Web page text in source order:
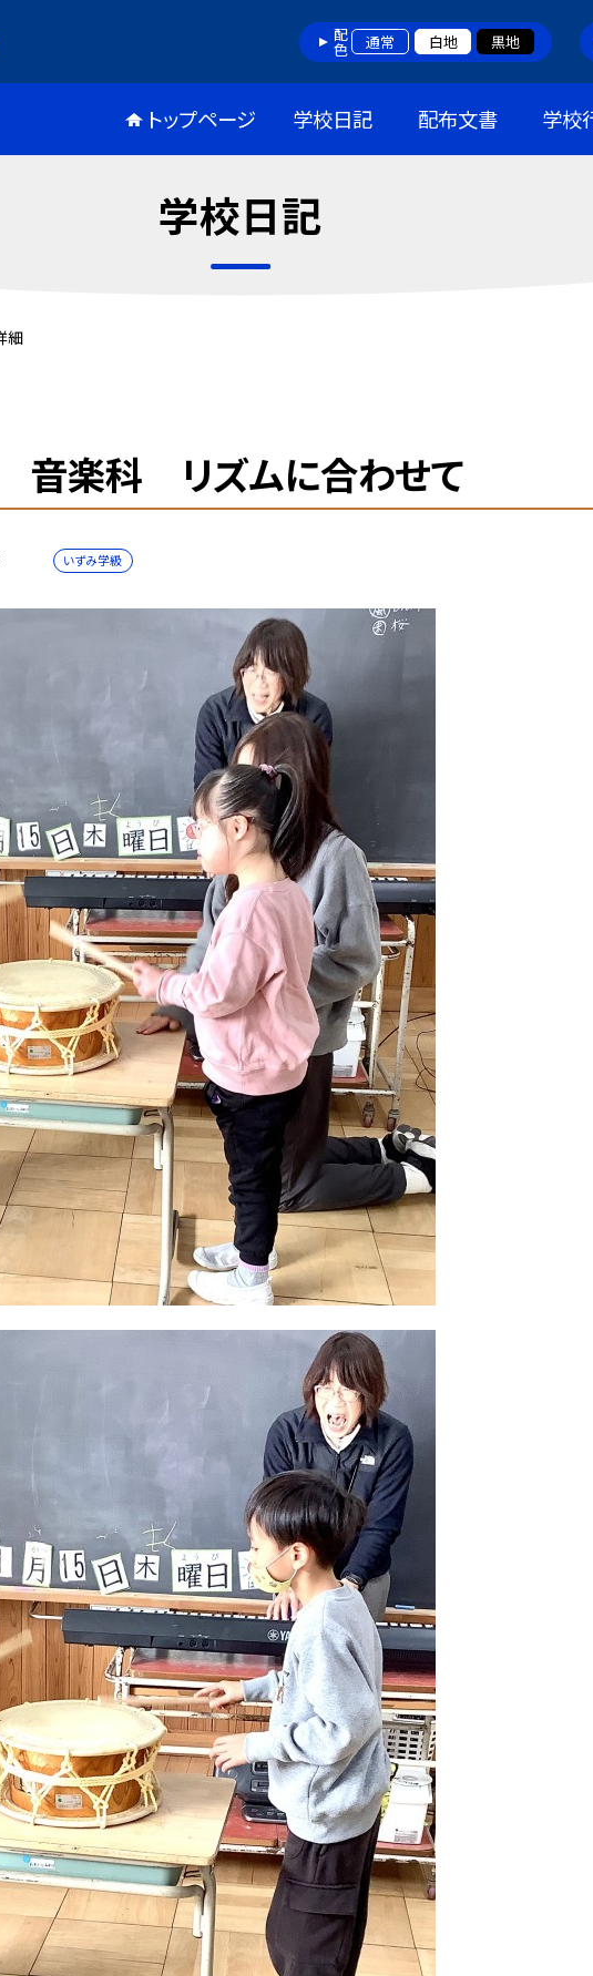
配色 通常 白地 黒地
トップページ 学校日記 配布文書 学校
学校日記
細
音楽科 リズムに合わせて
いずみ学級